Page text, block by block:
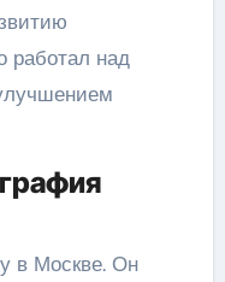
работал над
в Москве. Он